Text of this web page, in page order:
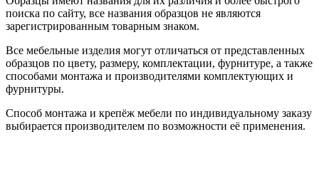
поиска по сайту, все названия образцов не являются
зарегистрированным товарным знаком.
Все мебельные изделия могут отличаться от представленных
образцов по цвету, размеру, комплектации, фурнитуре, а также
способами монтажа и производителями комплектующих и
фурнитуры.
Способ монтажа и крепёж мебели по индивидуальному заказу
выбирается производителем по возможности её применения.